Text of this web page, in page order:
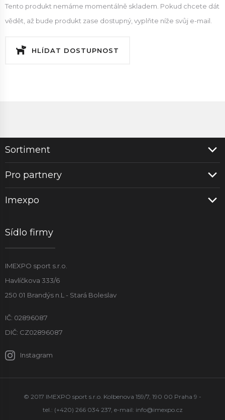
Tento produkt nemáme momentálně skladem. Pokud chcete dát
vědět, až bude produkt zase dostupný, vyplňte níže svůj e-mail.
HLÍDAT DOSTUPNOST
Sortiment
Pro partnery
Imexpo
Sídlo firmy
IMEXPO sport s.r.o.
Havlíčkova 333/6
250 01 Brandýs n.L - Stará Boleslav
IČ: 02896087
DIČ: CZ02896087
Instagram
© 2017 IMEXPO sport s.r.o. Kolbenova 159/7, 190 00 Praha 9 -
tel.: (+420) 266 034 237, e-mail: info@imexpo.cz